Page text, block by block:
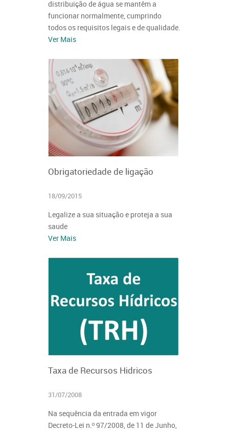
distribuição de água se mantêm a
funcionar normalmente, cumprindo
todos os requisitos legais e de qualidade.
Ver Mais
Obrigatoriedade de ligação
18/09/2015
Legalize a sua situação e proteja a sua
saude
Ver Mais
Taxa de Recursos Hidricos
31/07/2008
Na sequência da entrada em vigor
Decreto-Lei n.º 97/2008, de 11 de Junho,